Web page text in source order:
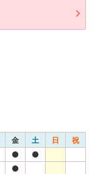
金 土 日 祝